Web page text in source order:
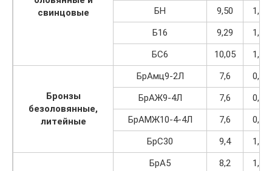
свинцовые
БН
9,50
1,21
Б16
9,29
1,18
БС6
10,05 1,29
Бронзы
безоловянные,
литейные
БрАмц9-2Л 7,6
0,97
БрАЖ9-4Л
7,6
0,97
БрАМЖ10-4-4Л
7,6
0,97
БрС30
9,4 1,19
БрА5 8,2
1,04